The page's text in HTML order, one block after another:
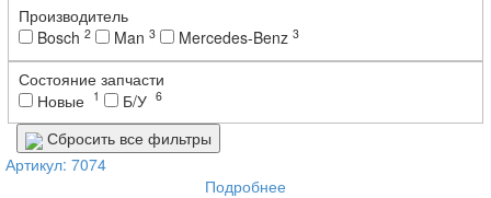
Производитель
Bosch 2 Man 3 Mercedes-Benz 3
Состояние запчасти
Новые 1 Б/У 6
Сбросить все фильтры
Артикул: 7074
Подробнее